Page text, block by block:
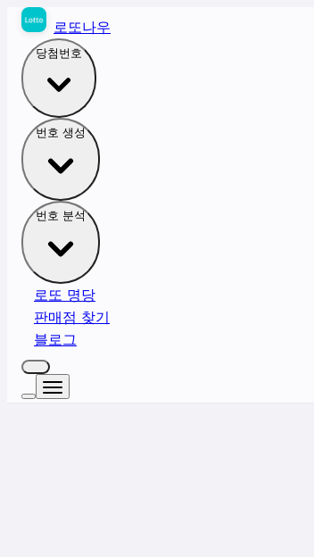
로또나우
당첨번호
번호 생성
번호 분석
로또 명당
판매점 찾기
블로그